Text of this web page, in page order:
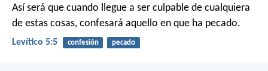
Así será que cuando llegue a ser culpable de cualquiera
de estas cosas, confesará aquello en que ha pecado.
Levítico 5:5 confesión pecado